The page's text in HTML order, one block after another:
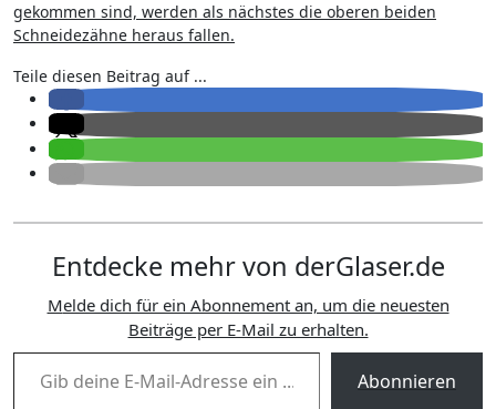
gekommen sind, werden als nächstes die oberen beiden
Schneidezähne heraus fallen.
Teile diesen Beitrag auf ...
Entdecke mehr von derGlaser.de
Melde dich für ein Abonnement an, um die neuesten
Beiträge per E-Mail zu erhalten.
Gib deine E-Mail-Adresse ein ...
Abonnieren